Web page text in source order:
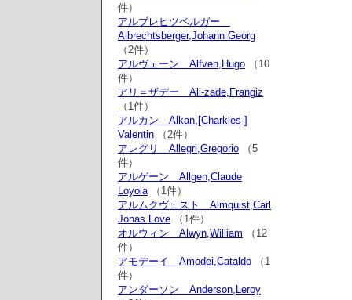
件）
アルブレヒツベルガー
Albrechtsberger,Johann Georg
（2件）
アルヴェーン Alfven,Hugo （10
件）
アリ＝ザデー Ali-zade,Frangiz
（1件）
アルカン Alkan,[Charkles-]
Valentin （2件）
アレグリ Allegri,Gregorio （5
件）
アルゲーン Allgen,Claude
Loyola（1件）
アルムクヴェスト Almquist,Carl
Jonas Love （1件）
オルウィン Alwyn,William （12
件）
アモデーイ Amodei,Cataldo （1
件）
アンダーソン Anderson,Leroy